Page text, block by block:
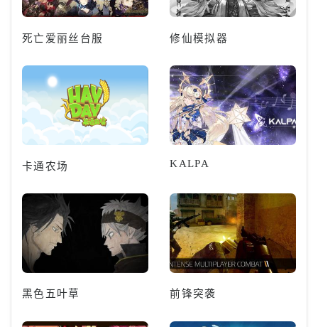
死亡爱丽丝台服 修仙模拟器
卡通农场 KALPA
黑色五叶草 前锋突袭